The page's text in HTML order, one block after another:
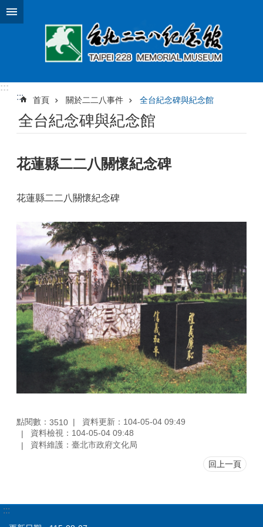
跳到主要內容區塊
:::
:::
首頁 關於二二八事件 全台紀念碑與紀念館
全台紀念碑與紀念館
花蓮縣二二八關懷紀念碑
花蓮縣二二八關懷紀念碑
點閱數： 3510
資料更新：104-05-04 09:49
資料檢視：104-05-04 09:48
資料維護：臺北市政府文化局
回上一頁
:::